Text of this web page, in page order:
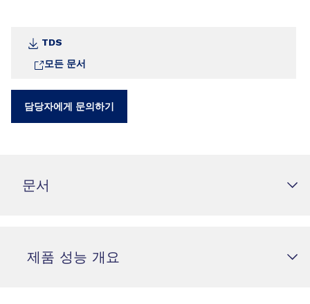
TDS
모든 문서
담당자에게 문의하기
문서
제품 성능 개요